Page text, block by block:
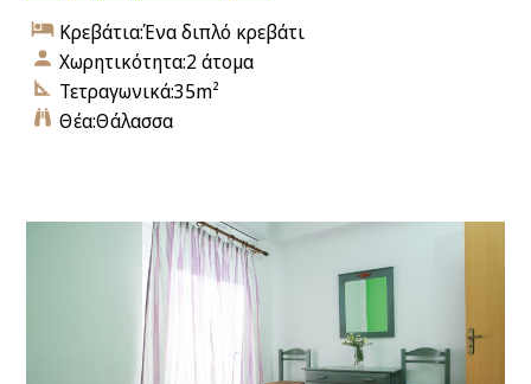
Κρεβάτια:Ένα διπλό κρεβάτι
Χωρητικότητα:2 άτομα
Τετραγωνικά:35m²
Θέα:Θάλασσα